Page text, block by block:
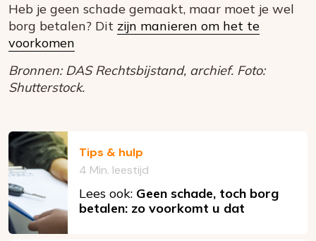
Heb je geen schade gemaakt, maar moet je wel
borg betalen? Dit zijn manieren om het te
voorkomen
Bronnen: DAS Rechtsbijstand, archief. Foto:
Shutterstock.
Tips & hulp
4 Min. leestijd
Lees ook: Geen schade, toch borg
betalen: zo voorkomt u dat